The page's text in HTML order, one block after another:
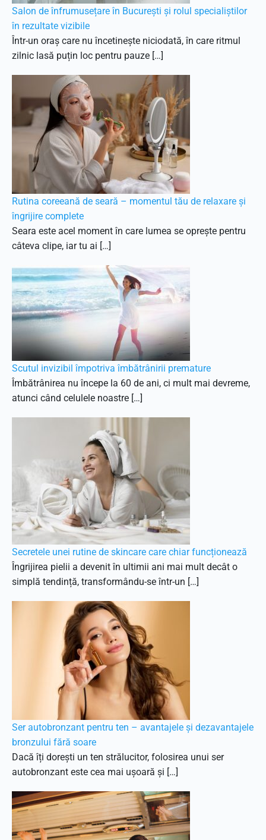
Salon de înfrumusețare în București și rolul specialiștilor
în rezultate vizibile
Într-un oraș care nu încetinește niciodată, în care ritmul
zilnic lasă puțin loc pentru pauze […]
Rutina coreeană de seară – momentul tău de relaxare și
îngrijire complete
Seara este acel moment în care lumea se oprește pentru
câteva clipe, iar tu ai […]
Scutul invizibil împotriva îmbătrânirii premature
Îmbătrânirea nu începe la 60 de ani, ci mult mai devreme,
atunci când celulele noastre […]
Secretele unei rutine de skincare care chiar funcționează
Îngrijirea pielii a devenit în ultimii ani mai mult decât o
simplă tendință, transformându-se într-un […]
Ser autobronzant pentru ten – avantajele și dezavantajele
bronzului fără soare
Dacă îți dorești un ten strălucitor, folosirea unui ser
autobronzant este cea mai ușoară și […]